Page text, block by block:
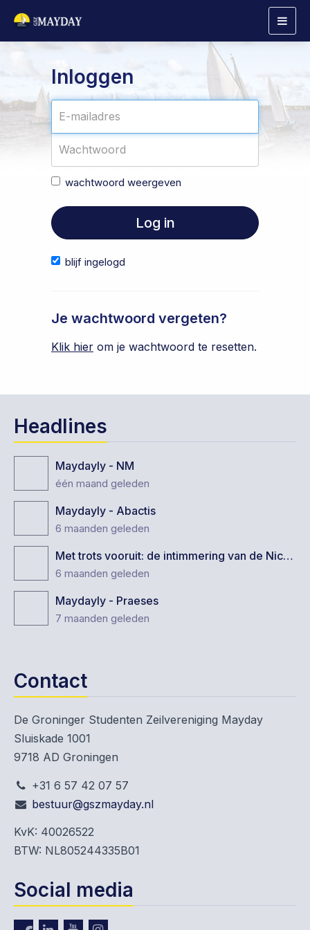
Inloggen
wachtwoord weergeven
Log in
blijf ingelogd
Je wachtwoord vergeten?
Klik hier om je wachtwoord te resetten.
Headlines
Maydayly - NM
één maand geleden
Maydayly - Abactis
6 maanden geleden
Met trots vooruit: de intimmering van de Nicolaas Mulerius
6 maanden geleden
Maydayly - Praeses
7 maanden geleden
Contact
De Groninger Studenten Zeilvereniging Mayday
Sluiskade 1001
9718 AD Groningen
+31 6 57 42 07 57
bestuur@gszmayday.nl
KvK: 40026522
BTW: NL805244335B01
Social media